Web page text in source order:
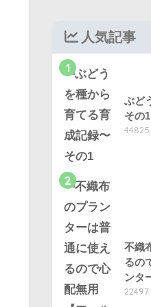
人気記事
1
ぶど
その1
2
不織
るの
ンタ